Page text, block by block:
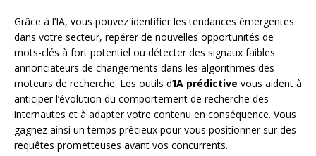
Grâce à l’IA, vous pouvez identifier les tendances émergentes
dans votre secteur, repérer de nouvelles opportunités de
mots-clés à fort potentiel ou détecter des signaux faibles
annonciateurs de changements dans les algorithmes des
moteurs de recherche. Les outils d’IA prédictive vous aident à
anticiper l’évolution du comportement de recherche des
internautes et à adapter votre contenu en conséquence. Vous
gagnez ainsi un temps précieux pour vous positionner sur des
requêtes prometteuses avant vos concurrents.